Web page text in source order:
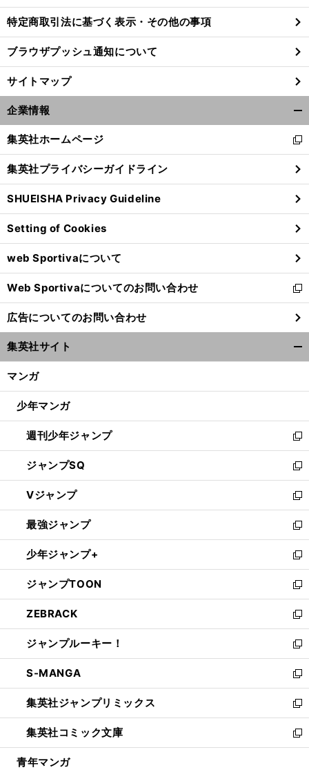
特定商取引法に基づく表示・その他の事項
ブラウザプッシュ通知について
サイトマップ
企業情報
閉
る
集英社ホームページ
新
し
い
ウ
ィ
ン
ド
ウ
で
開
く
集英社プライバシーガイドライン
SHUEISHA Privacy Guideline
Setting of Cookies
web Sportivaについて
Web Sportivaについてのお問い合わせ
新
し
い
ウ
ィ
ン
ウ
開
く
広告についてのお問い合わせ
集英社サイト
マンガ
少年マンガ
週刊少年ジャンプ
新
し
い
ウ
ィ
ン
ド
ウ
で
開
く
ジャンプSQ
新
し
い
ウ
ィ
ン
ド
ウ
で
開
く
Vジャンプ
新
し
い
ウ
ィ
ン
ド
ウ
で
開
く
最強ジャンプ
新
し
い
ウ
ィ
ン
ド
ウ
で
開
く
少年ジャンプ+
新
し
い
ウ
ィ
ン
ド
ウ
で
開
く
ジャンプTOON
新
し
い
ウ
ィ
ン
ド
ウ
で
開
く
ZEBRACK
新
し
い
ウ
ィ
ン
ド
ウ
で
開
ジャンプルーキー！
新
し
い
ウ
ィ
ン
ド
ウ
S-MANGA
新
し
い
ウ
ィ
ン
集英社ジャンプリミックス
新
し
い
ウ
集英社コミック文庫
新
し
青年マンガ